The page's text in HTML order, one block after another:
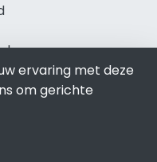
ervaring met deze
om gerichte